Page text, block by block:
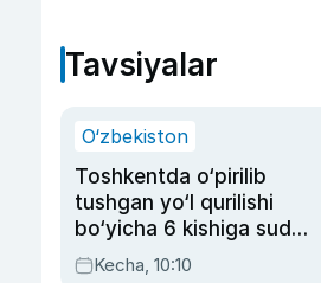
Tavsiyalar
O‘zbekiston
Toshkentda o‘pirilib
tushgan yo‘l qurilishi
bo‘yicha 6 kishiga sud
hukmi o‘qildi
Kecha, 10:10